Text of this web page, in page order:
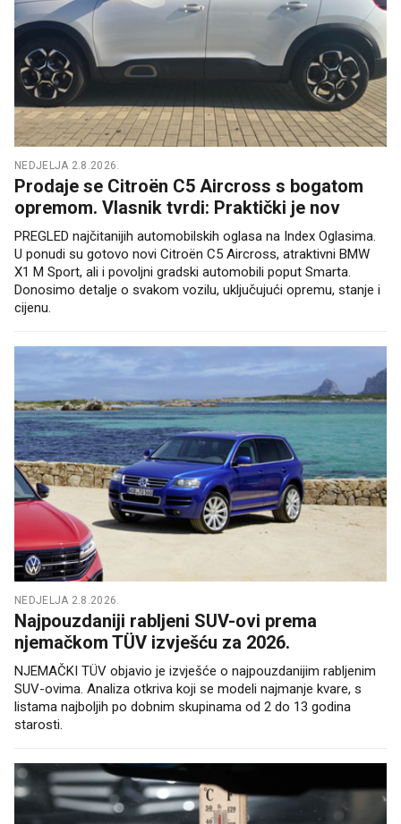
NEDJELJA 2.8.2026.
Prodaje se Citroën C5 Aircross s bogatom
opremom. Vlasnik tvrdi: Praktički je nov
PREGLED najčitanijih automobilskih oglasa na Index Oglasima.
U ponudi su gotovo novi Citroën C5 Aircross, atraktivni BMW
X1 M Sport, ali i povoljni gradski automobili poput Smarta.
Donosimo detalje o svakom vozilu, uključujući opremu, stanje i
cijenu.
NEDJELJA 2.8.2026.
Najpouzdaniji rabljeni SUV-ovi prema
njemačkom TÜV izvješću za 2026.
NJEMAČKI TÜV objavio je izvješće o najpouzdanijim rabljenim
SUV-ovima. Analiza otkriva koji se modeli najmanje kvare, s
listama najboljih po dobnim skupinama od 2 do 13 godina
starosti.